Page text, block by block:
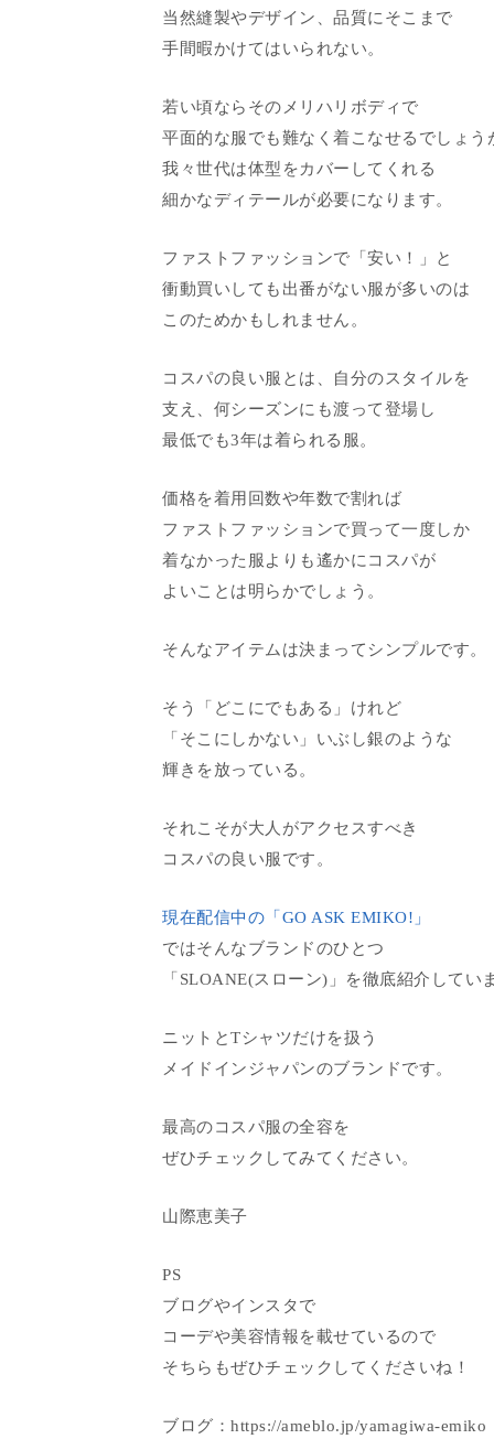
当然縫製やデザイン、品質にそこまで
手間暇かけてはいられない。
若い頃ならそのメリハリボディで
平面的な服でも難なく着こなせるでしょう
我々世代は体型をカバーしてくれる
細かなディテールが必要になります。
ファストファッションで「安い！」と
衝動買いしても出番がない服が多いのは
このためかもしれません。
コスパの良い服とは、自分のスタイルを
支え、何シーズンにも渡って登場し
最低でも3年は着られる服。
価格を着用回数や年数で割れば
ファストファッションで買って一度しか
着なかった服よりも遙かにコスパが
よいことは明らかでしょう。
そんなアイテムは決まってシンプルです。
そう「どこにでもある」けれど
「そこにしかない」いぶし銀のような
輝きを放っている。
それこそが大人がアクセスすべき
コスパの良い服です。
現在配信中の「GO ASK EMIKO!」
ではそんなブランドのひとつ
「SLOANE(スローン)」を徹底紹介してい
ニットとTシャツだけを扱う
メイドインジャパンのブランドです。
最高のコスパ服の全容を
ぜひチェックしてみてください。
山際恵美子
PS
ブログやインスタで
コーデや美容情報を載せているので
そちらもぜひチェックしてくださいね！
ブログ：https://ameblo.jp/yamagiwa-emiko